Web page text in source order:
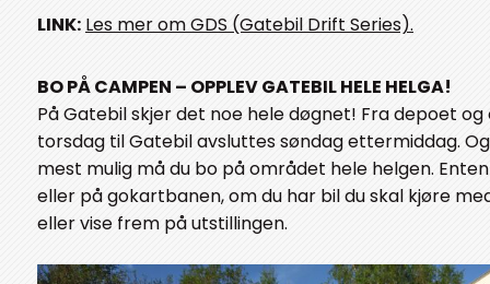
LINK: Les mer om GDS (Gatebil Drift Series).
BO PÅ CAMPEN – OPPLEV GATEBIL HELE HELGA!
På Gatebil skjer det noe hele døgnet! Fra depoet
torsdag til Gatebil avsluttes søndag ettermiddag.
mest mulig må du bo på området hele helgen.
eller på gokartbanen, om du har bil du skal kjøre
eller vise frem på utstillingen.